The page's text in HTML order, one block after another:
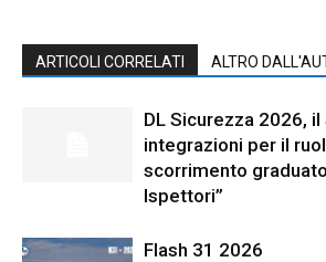
ARTICOLI CORRELATI ALTRO
DL Sicurezza 2026, il
integrazioni per il
scorrimento
Ispettori”
Flash 31 2026